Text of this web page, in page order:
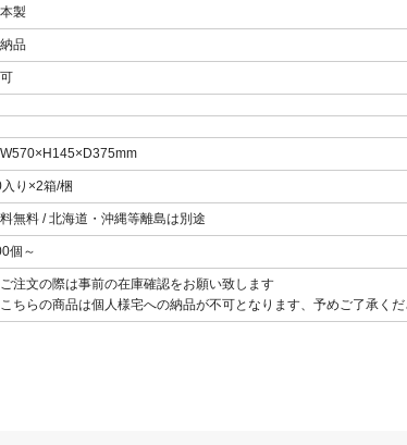
製
品
り×2箱/梱
無料 / 北海道・沖縄等離島は別途
個～
注文の際は事前の在庫確認をお願い致します
ちらの商品は個人様宅への納品が不可となります、予めご了承くだ